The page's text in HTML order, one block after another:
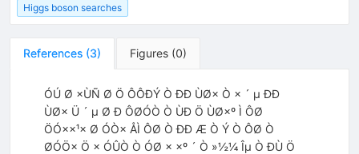
Higgs boson searches
References (3) Figures (0)
ÓÚ Ø ×ÙÑ Ø Ö ÔÔÐÝ Ò ÐÐ ÙØ× Ò × ´ µ ÐÐ
ÙØ× Ü ´ µ Ø Ð ÔØÓÒ Ò ÙÐ Ö ÙØ×º Ì ÔØ
ÖÓ××¹× Ø ÓÒ× ÅÌ ÔØ Ò ÐÐ Æ Ò Ý Ò ÔØ Ò
ØÓÖ× Ö × ÓÛÒ Ò ÓØ × ×º ´ Ò »½¼ Îµ Ò ÐÙ Ö